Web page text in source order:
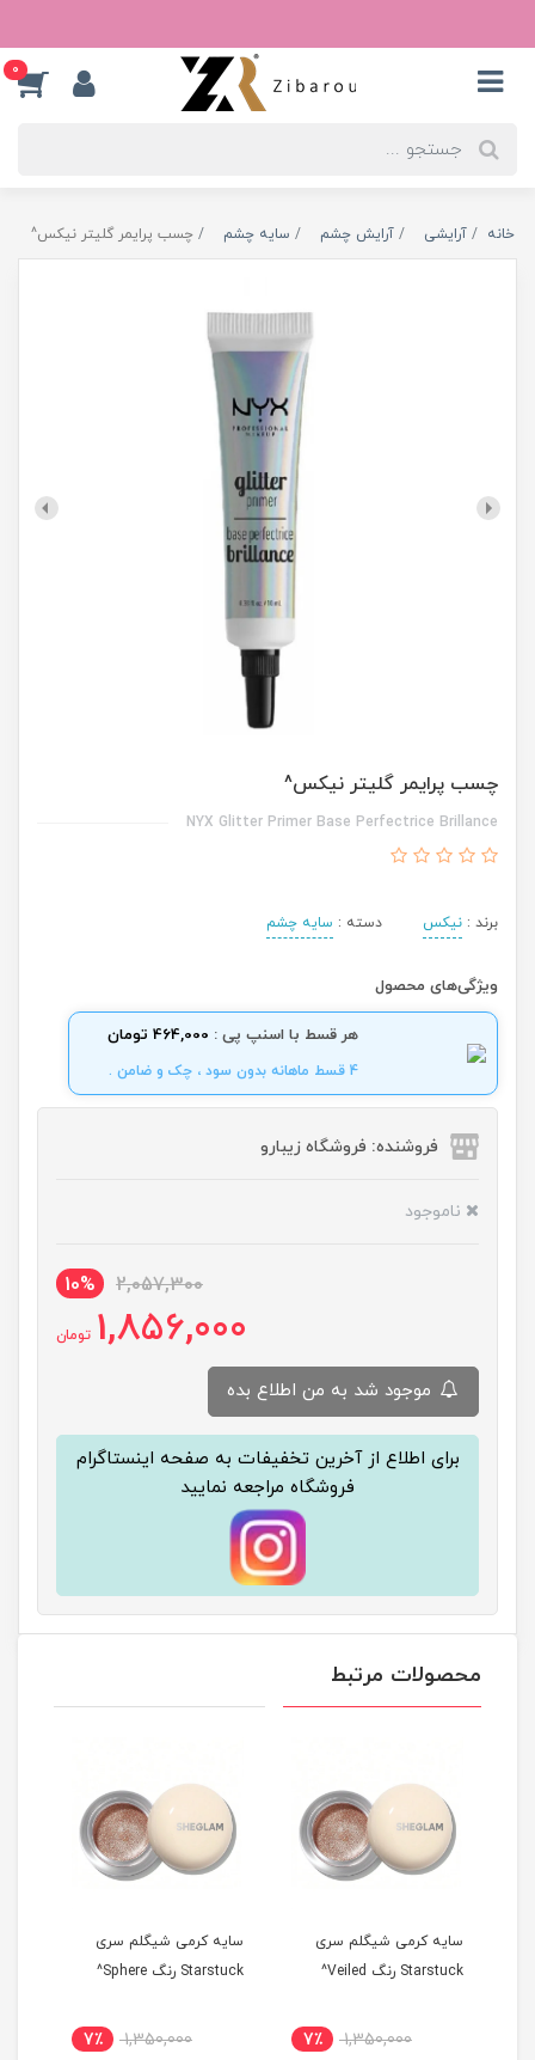
0
خانه آرایشی آرایش چشم سایه چشم چسب پرایمر گلیتر نیکس^
چسب پرایمر گلیتر نیکس^
NYX Glitter Primer Base Perfectrice Brillance
برند : نیکس دسته : سایه چشم
ویژگی‌های محصول
هر قسط با اسنپ پی : 464,000 تومان
4 قسط ماهانه بدون سود ، چک و ضامن .
فروشنده: فروشگاه زیبارو
ناموجود
2,057,300
10%
1,856,000 تومان
برای اطلاع از آخرین تخفیفات به صفحه اینستاگرام
فروشگاه مراجعه نمایید
محصولات مرتبط
سایه کرمی شیگلم سری
Starstuck رنگ Veiled^
1,350,000 7٪
سایه کرمی شیگلم سری
Starstuck رنگ Sphere^
1,350,000 7٪